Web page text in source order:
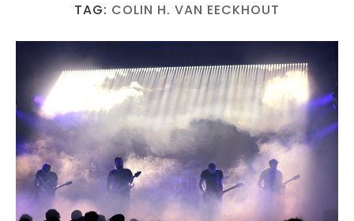
TAG: COLIN H. VAN EECKHOUT